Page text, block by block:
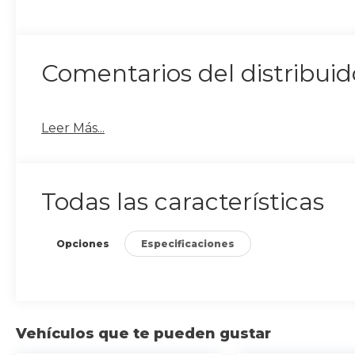
Comentarios del
Leer Más...
Todas las características
Opciones Especificaciones
Vehículos que te pueden gustar